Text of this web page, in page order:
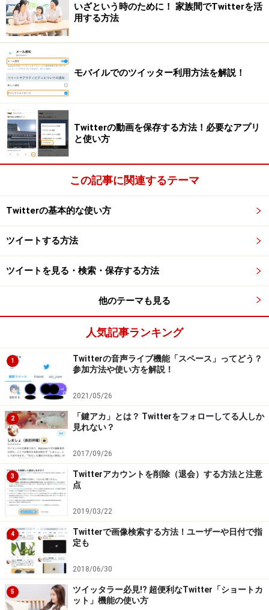
をタップして、［ブックマーク］をタップします。
共有アイコンをタップ
［ブックマーク］をタップ
ブックマークしたツイートを見る
ブックマークしたツイートは、画面を右にスワイプ（ま
たは左上のメニューアイコンをタップ）して出てくるリ
ストの中の［ブックマーク］をタップすれば、すべての
ブックマークを確認できます。
［ブックマーク］をタップ
ブックマークを確認できる
ブックマークを削除する
いざという時のために！ 家族間でTwitterを活
用する方法
モバイルでのツイッター利用方法を解説！
Twitterの動画を保存する方法！必要なアプリ
と使い方
この記事に関連するテーマ
Twitterの基本的な使い方
ツイートする方法
ツイートを見る・検索・保存する方法
他のテーマも見る
人気記事ランキング
1
Twitterの音声ライブ機能「スペース」ってどう？
参加方法や使い方を解説！
2021/05/26
2
「鍵アカ」とは？ Twitterをフォローしてる人しか
見れない？
2017/09/26
3
Twitterアカウントを削除（退会）する方法と注意
点
2019/03/22
4
Twitterで画像検索する方法！ユーザーや日付で指
定も
2018/06/30
5
ツイッタラー必見!? 超便利なTwitter「ショートカ
ット」機能の使い方